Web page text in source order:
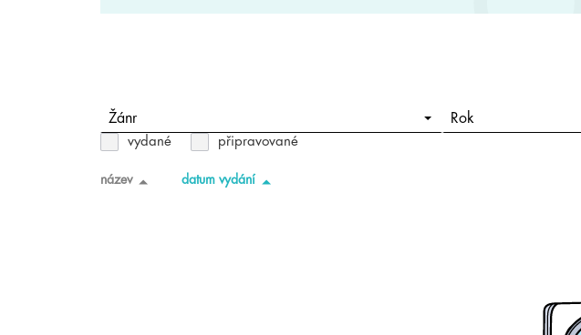
Žánr Rok
vydané připravované
název datum vydání